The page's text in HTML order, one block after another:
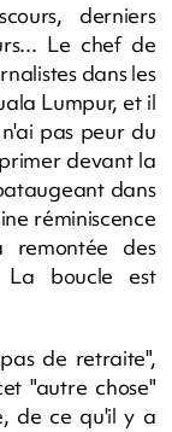
derniers
Le chef de
dans les
Lumpur, et il
pas peur du
devant la
dans
réminiscence
des
La boucle est
de retraite",
"autre chose"
de ce qu'il y a